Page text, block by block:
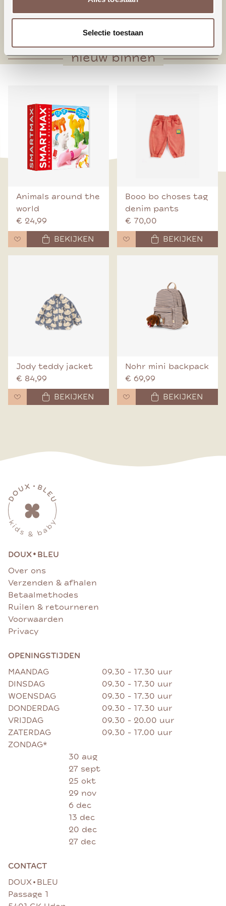
Selectie toestaan
* Drukknoopsluiting middenachter
* Voor- en achterpand met plooienverwerking
nieuw binnen
Animals around the
world
€ 24,99
BEKIJKEN
Booo bo choses tag
denim pants
€ 70,00
BEKIJKEN
Jody teddy jacket
€ 84,99
BEKIJKEN
Nohr mini backpack
€ 69,99
BEKIJKEN
DOUX• BLEU
Over ons
Verzenden & afhalen
Betaalmethodes
Ruilen & retourneren
Voorwaarden
Privacy
OPENINGSTIJDEN
MAANDAG
09.30 - 17.30 uur
DINSDAG
09.30 - 17.30 uur
WOENSDAG
09.30 - 17.30 uur
DONDERDAG
09.30 - 17.30 uur
VRIJDAG
09.30 - 20.00 uur
ZATERDAG
09.30 - 17.00 uur
ZONDAG*
30 aug
27 sept
25 okt
29 nov
6 dec
13 dec
20 dec
27 dec
CONTACT
DOUX • BLEU
Passage 1